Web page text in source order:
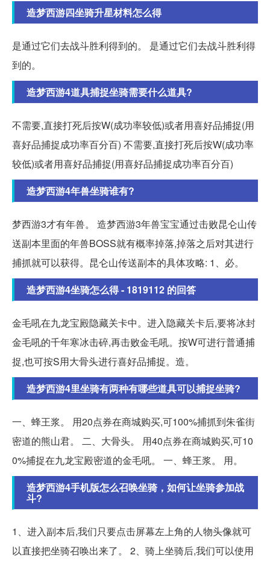
造梦西游四坐骑升星材料怎么得
是通过它们去战斗胜利得到的。 是通过它们去战斗胜利得
到的。
造梦西游4道具捕捉坐骑需要什么道具?
不需要,直接打死后按W(成功率较低)或者用喜好品捕捉(用
喜好品捕捉成功率百分百) 不需要,直接打死后按W(成功率
较低)或者用喜好品捕捉(用喜好品捕捉成功率百分百)
造梦西游4年兽坐骑谁有?
梦西游3才有年兽。 造梦西游3年兽宝宝通过击败昆仑山传
送副本里面的年兽BOSS就有概率掉落,掉落之后对其进行
捕抓就可以获得。昆仑山传送副本的具体攻略: 1、必。
造梦西游4坐骑怎么得 - 1819112 的回答
金毛吼在九龙宝殿隐藏关卡中。进入隐藏关卡后,要将冰封
金毛吼的千年寒冰击碎,再击败金毛吼。按W可进行普通捕
捉,也可按S用大骨头进行喜好品捕捉。造。
造梦西游4里坐骑有两种有哪些道具可以捕捉坐骑?
一、蜂王浆。 用20点券在商城购买,可100%捕抓到朱雀街
密道的熊山君。 二、大骨头。 用40点券在商城购买,可10
0%捕捉在九龙宝殿密道的金毛吼。 一、蜂王浆。 用。
造梦西游4手机版怎么召唤坐骑，如何让坐骑参加战
斗?
1、进入副本后,我们只要点击屏幕左上角的人物头像就可
以直接把坐骑召唤出来了。 2、骑上坐骑后,我们可以使用